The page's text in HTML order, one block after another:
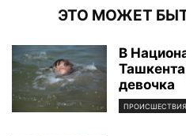
ЭТО МОЖЕТ
В
девочка
ПРОИСШЕСТВИЯ